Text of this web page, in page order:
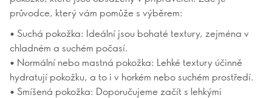
průvodce, který vám pomůže s výběrem:
• Suchá pokožka: Ideální jsou bohaté textury, zejména v
chladném a suchém počasí.
• Normální nebo mastná pokožka: Lehké textury účinně
hydratují pokožku, a to i v horkém nebo suchém prostředí.
• Smíšená pokožka: Doporučujeme začít s lehkými